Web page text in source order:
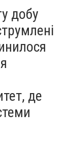
добу
де